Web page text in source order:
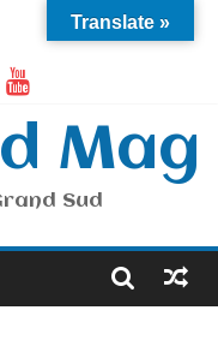
Septembre !
: Le virage vert au
Mag
Sud
Translate »